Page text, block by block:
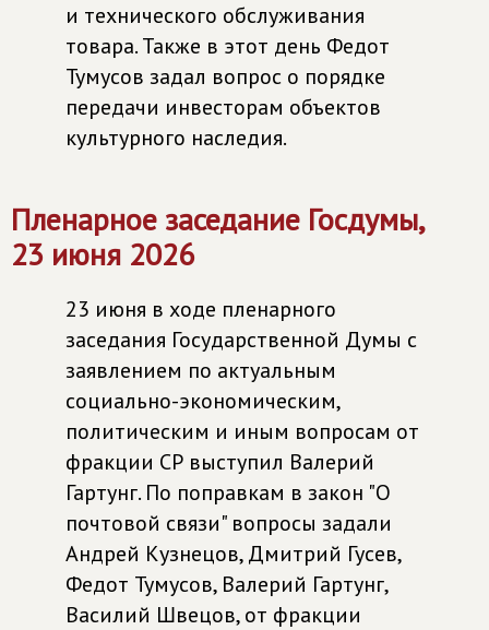
и технического обслуживания
товара. Также в этот день Федот
Тумусов задал вопрос о порядке
передачи инвесторам объектов
культурного наследия.
Пленарное заседание Госдумы,
23 июня 2026
23 июня в ходе пленарного
заседания Государственной Думы с
заявлением по актуальным
социально-экономическим,
политическим и иным вопросам от
фракции СР выступил Валерий
Гартунг. По поправкам в закон "О
почтовой связи" вопросы задали
Андрей Кузнецов, Дмитрий Гусев,
Федот Тумусов, Валерий Гартунг,
Василий Швецов, от фракции